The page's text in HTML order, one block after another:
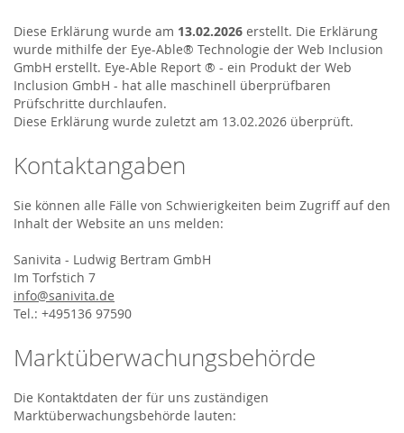
Diese Erklärung wurde am 13.02.2026 erstellt. Die Erklärung
wurde mithilfe der Eye-Able® Technologie der Web Inclusion
GmbH erstellt. Eye-Able Report ® - ein Produkt der Web
Inclusion GmbH - hat alle maschinell überprüfbaren
Prüfschritte durchlaufen.
Diese Erklärung wurde zuletzt am 13.02.2026 überprüft.
Kontaktangaben
Sie können alle Fälle von Schwierigkeiten beim Zugriff auf den
Inhalt der Website an uns melden:
Sanivita - Ludwig Bertram GmbH
Im Torfstich 7
info@sanivita.de
Tel.: +495136 97590
Marktüberwachungsbehörde
Die Kontaktdaten der für uns zuständigen
Marktüberwachungsbehörde lauten: